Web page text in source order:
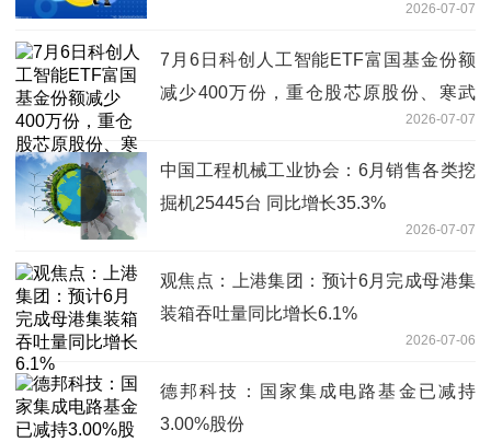
2026-07-07
7月6日科创人工智能ETF富国基金份额
减少400万份，重仓股芯原股份、寒武
2026-07-07
中国工程机械工业协会：6月销售各类挖
掘机25445台 同比增长35.3%
2026-07-07
观焦点：上港集团：预计6月完成母港集
装箱吞吐量同比增长6.1%
2026-07-06
德邦科技：国家集成电路基金已减持
3.00%股份